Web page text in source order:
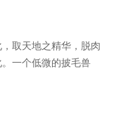
取天地之精华，脱肉
一个低微的披毛兽
而争的传说。他知